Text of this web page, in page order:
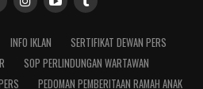
INFO IKLAN
SERTIFIKAT DEWAN PERS
SOP PERLINDUNGAN WARTAWAN
PEDOMAN PEMBERITAAN RAMAH ANAK